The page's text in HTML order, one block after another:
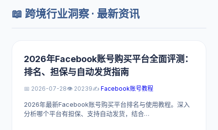
📖 跨境行业洞察 · 最新资讯
2026年Facebook账号购买平台全面评测：
排名、担保与自动发货指南
📅 2026-07-28👁️ 20239✍️ Facebook账号教程
2026年最新Facebook账号购买平台排名与使用教程。深入
分析哪个平台有担保、支持自动发货，结合…